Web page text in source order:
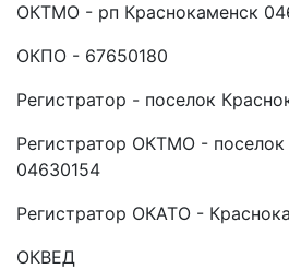
ОКТМО - рп Краснокаменск
ОКПО - 67650180
Регистратор - поселок
Регистратор ОКТМО - поселок
04630154
Регистратор ОКАТО -
ОКВЕД